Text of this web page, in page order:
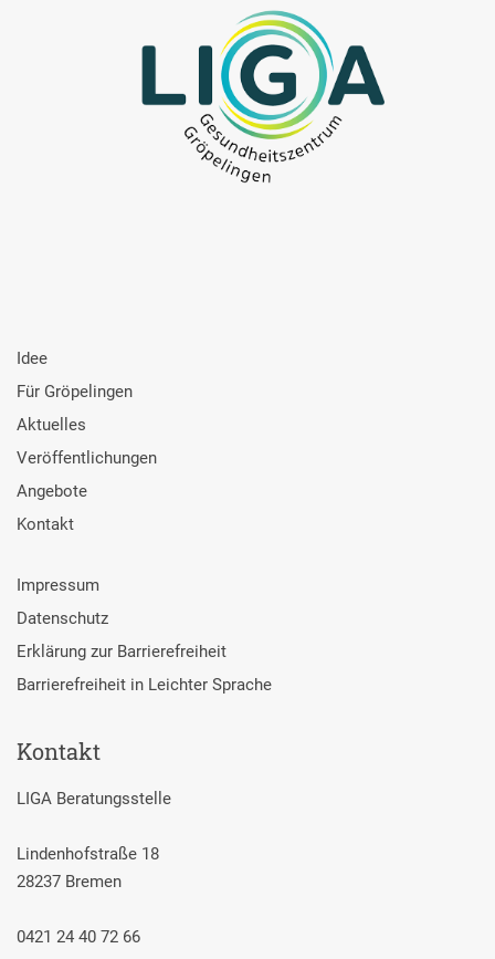
Idee
Für Gröpelingen
Aktuelles
Veröffentlichungen
Angebote
Kontakt
Impressum
Datenschutz
Erklärung zur Barrierefreiheit
Barrierefreiheit in Leichter Sprache
Kontakt
LIGA Beratungsstelle
Lindenhofstraße 18
28237 Bremen
0421 24 40 72 66